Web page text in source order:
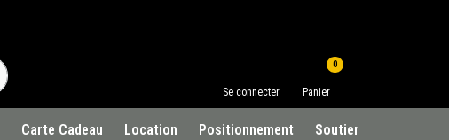
Se connecter
0
Panier
Carte Cadeau Location Positionnement Soutien à la clientèle